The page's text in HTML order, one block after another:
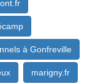
à Gonfreville
marigny.fr